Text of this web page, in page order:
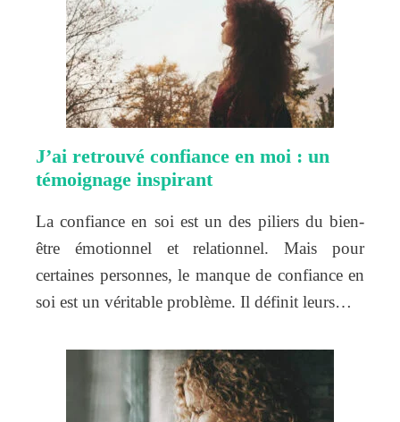
J’ai retrouvé confiance en moi : un
témoignage inspirant
La confiance en soi est un des piliers du bien-
être émotionnel et relationnel. Mais pour
certaines personnes, le manque de confiance en
soi est un véritable problème. Il définit leurs…